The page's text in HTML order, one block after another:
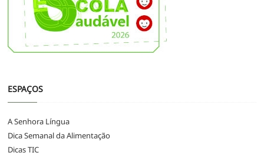
ESPAÇOS
A Senhora Língua
Dica Semanal da Alimentação
Dicas TIC